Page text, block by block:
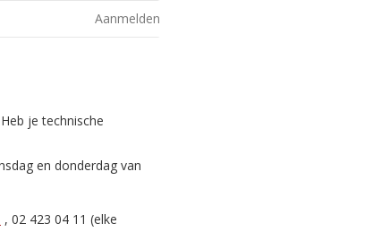
Aanmelden
je technische
en donderdag van
, 02 423 04 11 (elke